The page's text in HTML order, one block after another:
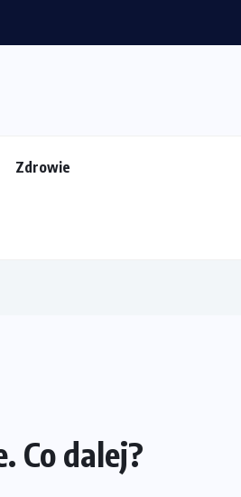
Zdrowie
Co dalej?